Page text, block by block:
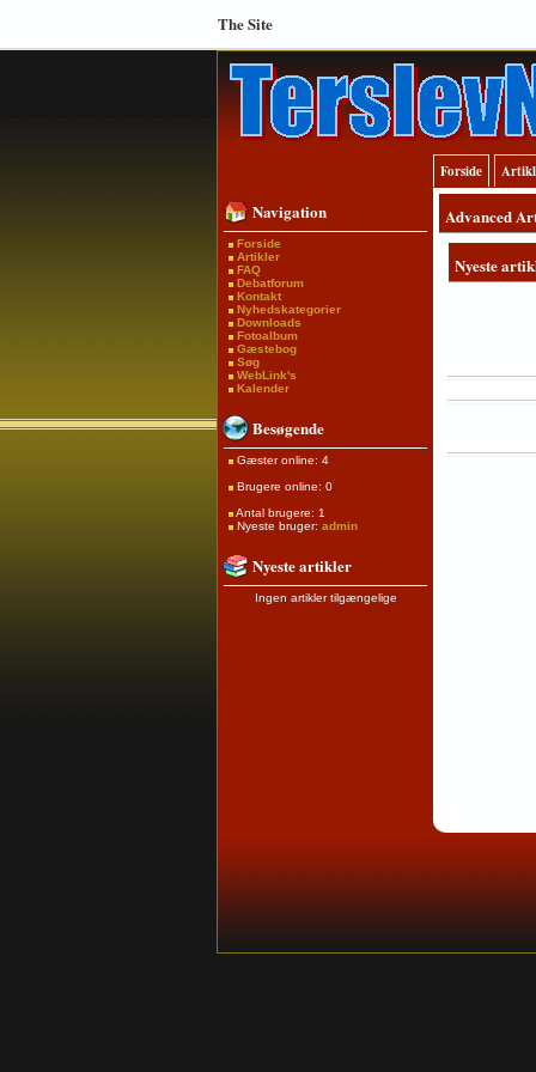
The Site
Forside
Navigation
Forside
Artikler
FAQ
Debatforum
Kontakt
Nyhedskategorier
Downloads
Fotoalbum
Gæstebog
Søg
WebLink's
Kalender
Besøgende
Gæster online: 4
Brugere online: 0
Antal brugere: 1
Nyeste bruger: admin
Nyeste artikler
Ingen artikler tilgængelige
Advanced
Nyeste